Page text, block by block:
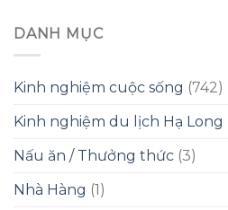
DANH MỤC
Kinh nghiệm cuộc sống (742)
Kinh nghiệm du lịch Hạ Long
Nấu ăn / Thưởng thức (3)
Nhà Hàng (1)